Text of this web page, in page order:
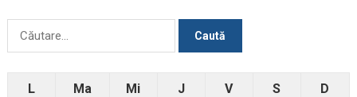
L Ma Mi J V S D